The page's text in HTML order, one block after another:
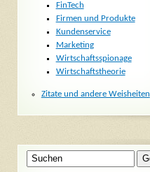
FinTech
Firmen und Produkte
Kundenservice
Marketing
Wirtschaftsspionage
Wirtschaftstheorie
Zitate und andere Weisheiten